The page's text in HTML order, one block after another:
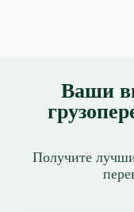
Ваши
Получите